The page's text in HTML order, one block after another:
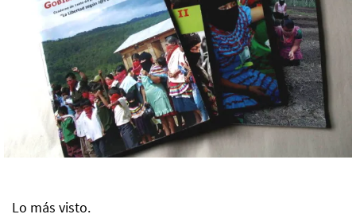
Lo más visto.